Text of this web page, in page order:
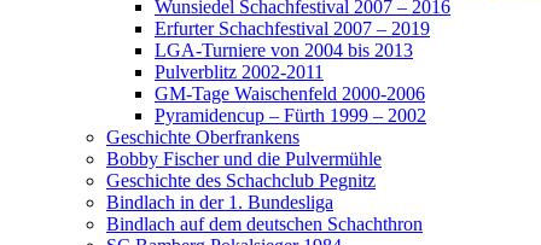
Wunsiedel Schachfestival 2007 – 2016
Erfurter Schachfestival 2007 – 2019
LGA-Turniere von 2004 bis 2013
Pulverblitz 2002-2011
GM-Tage Waischenfeld 2000-2006
Pyramidencup – Fürth 1999 – 2002
Geschichte Oberfrankens
Bobby Fischer und die Pulvermühle
Geschichte des Schachclub Pegnitz
Bindlach in der 1. Bundesliga
Bindlach auf dem deutschen Schachthron